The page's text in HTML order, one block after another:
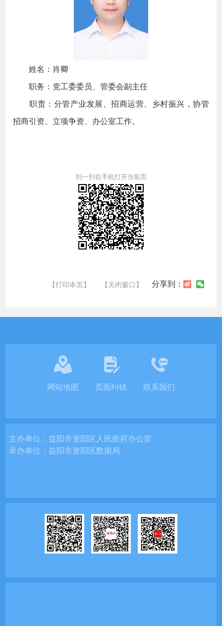
姓名：肖卿
职务：党工委委员、管委会副主任
职责：分管产业发展、招商运营、乡村振兴，协管
招商引资、立项争资、办公室工作。
扫一扫在手机打开当前页
【打印本页】 【关闭窗口】 分享到：
网站地图 页面纠错 联系我们
主办单位：益阳市资阳区人民政府办公室
承办单位：益阳市资阳区数据局